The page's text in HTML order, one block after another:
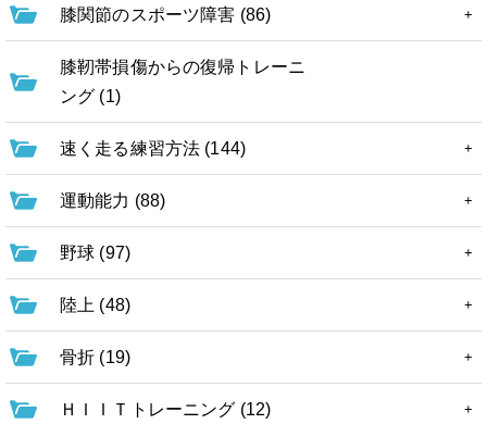
膝関節のスポーツ障害 (86)
膝靭帯損傷からの復帰トレーニ
ング (1)
速く走る練習方法 (144)
運動能力 (88)
野球 (97)
陸上 (48)
骨折 (19)
ＨＩＩＴトレーニング (12)